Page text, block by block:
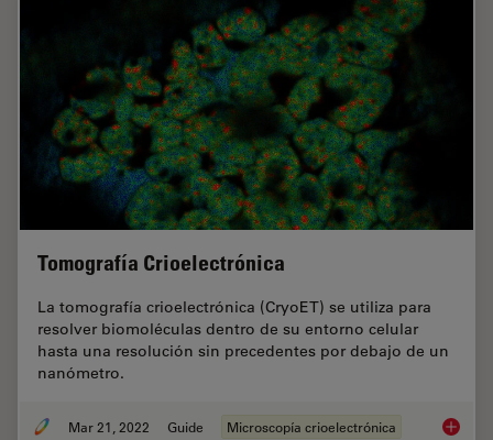
Tomografía Crioelectrónica
La tomografía crioelectrónica (CryoET) se utiliza para
resolver biomoléculas dentro de su entorno celular
hasta una resolución sin precedentes por debajo de un
nanómetro.
Mar 21, 2022 Guide Microscopía crioelectrónica